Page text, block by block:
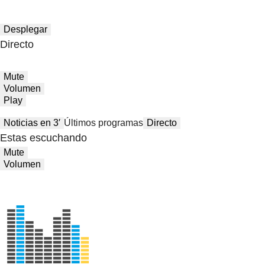
Desplegar
Directo
Mute
Volumen
Play
Noticias en 3′ Últimos programas Directo
Estas escuchando
Mute
Volumen